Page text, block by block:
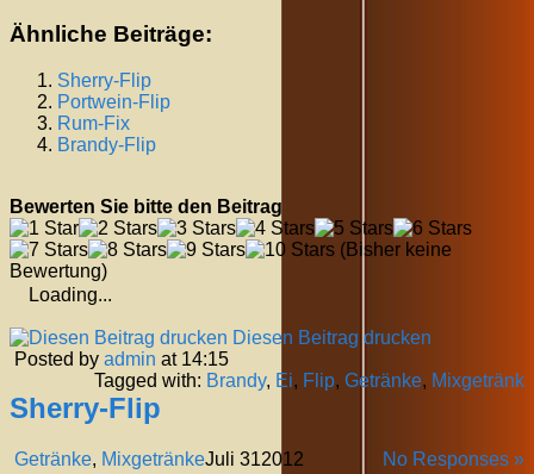
Ähnliche Beiträge:
Sherry-Flip
Portwein-Flip
Rum-Fix
Brandy-Flip
Bewerten Sie bitte den Beitrag
(Bisher keine
Bewertung)
Loading...
Diesen Beitrag drucken
Posted by admin at 14:15
Tagged with: Brandy, Ei, Flip, Getränke, Mixgetränk
Sherry-Flip
Getränke, Mixgetränke No Responses »
Juli 312012